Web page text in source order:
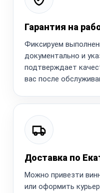
Гарантия на
Фиксируем
документально и
подтверждает
вас после
Доставка по
Можно привезти
или оформить